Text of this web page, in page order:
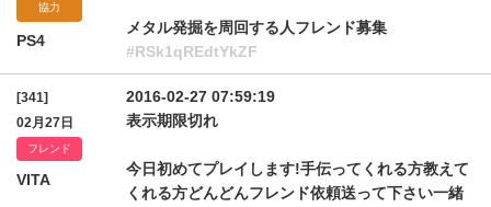
協力
PS4
メタル発掘を周回する人フレンド募集
#RSk1qREdtYkZF
[341]
02月27日
フレンド
VITA
2016-02-27 07:59:19
表示期限切れ
今日初めてプレイします!手伝ってくれる方教えて
くれる方どんどんフレンド依頼送って下さい一緒